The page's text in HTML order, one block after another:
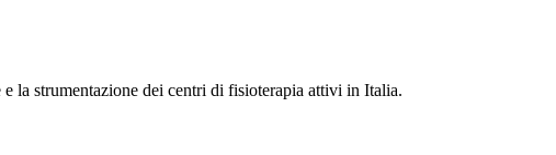
la strumentazione dei centri di fisioterapia attivi in Italia.